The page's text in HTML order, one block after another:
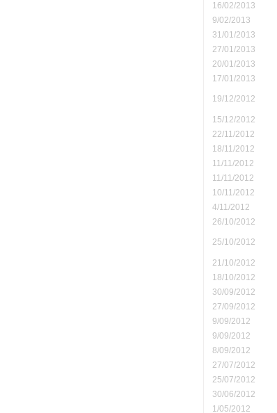
16/02/2013
9/02/2013
31/01/2013
27/01/2013
20/01/2013
17/01/2013
19/12/2012
15/12/2012
22/11/2012
18/11/2012
11/11/2012
11/11/2012
10/11/2012
4/11/2012
26/10/2012
25/10/2012
21/10/2012
18/10/2012
30/09/2012
27/09/2012
9/09/2012
9/09/2012
8/09/2012
27/07/2012
25/07/2012
30/06/2012
1/05/2012